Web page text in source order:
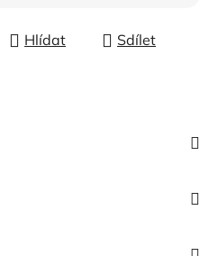
Hlídat Sdílet